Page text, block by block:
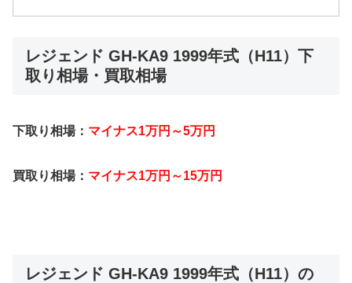
レジェンド GH-KA9 1999年式（H11）下
取り相場・買取相場
下取り相場： マイナス1万円～5万円
買取り相場： マイナス1万円～15万円
レジェンド GH-KA9 1999年式（H11）の